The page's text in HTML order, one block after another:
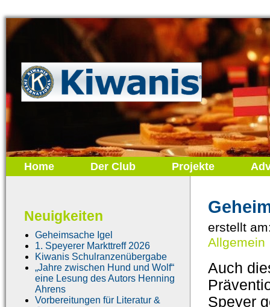
Home Der Club Projekte
Neuigkeiten
Geheimsache Igel
1. Speyerer Markttreff 2026
Kiwanis Schulranzenübergabe
„Jahre zwischen Hund und Wolf“
eine Lesung des Autors Henning
Ahrens
Vorbereitungen für Literatur &
erstellt
Allgemein
Auch
Speyer